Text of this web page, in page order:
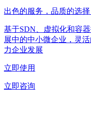
出色的服务，品质的选择
基于SDN、虚拟化和容
展中的中小微企业，灵
力企业发展
立即使用
立即咨询